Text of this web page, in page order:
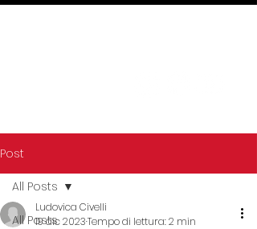
Post
All Posts
All Posts
Ludovica Civelli
19 dic 2023Tempo di lettura: 2 min